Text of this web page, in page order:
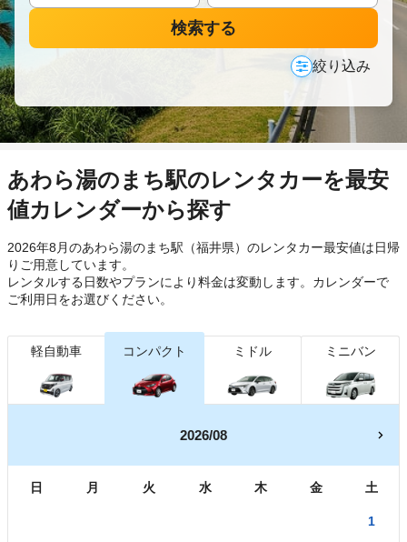
検索する
絞り込み
あわら湯のまち駅のレンタカーを最安
値カレンダーから探す
2026年8月のあわら湯のまち駅（福井県）のレンタカー最安値は日帰
り ご用意しています。
レンタルする日数やプランにより料金は変動します。カレンダーで
ご利用日をお選びください。
軽自動車 コンパクト ミドル ミニバン
2026/08
日 月 火 水 木 金 土
1